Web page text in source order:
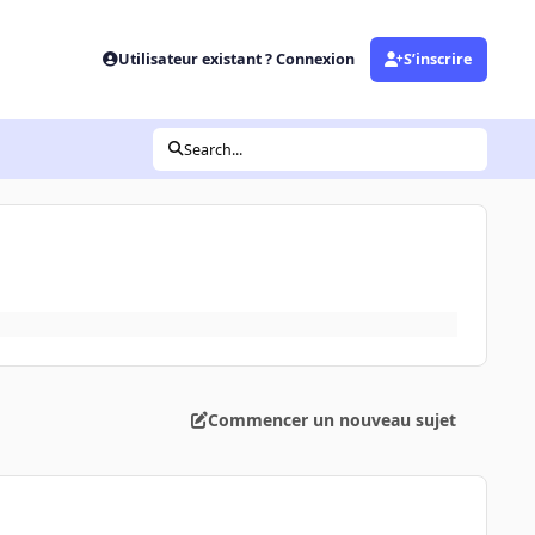
Utilisateur existant ? Connexion S’inscrire
Search...
Commencer un nouveau sujet